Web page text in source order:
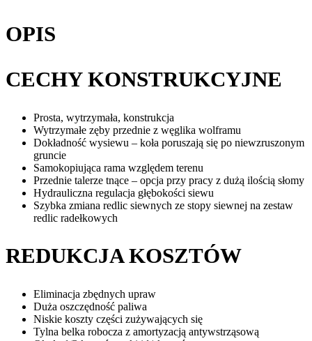
OPIS
CECHY KONSTRUKCYJNE
Prosta, wytrzymała, konstrukcja
Wytrzymałe zęby przednie z węglika wolframu
Dokładność wysiewu – koła poruszają się po niewzruszonym
gruncie
Samokopiująca rama względem terenu
Przednie talerze tnące – opcja przy pracy z dużą ilością słomy
Hydrauliczna regulacja głębokości siewu
Szybka zmiana redlic siewnych ze stopy siewnej na zestaw
redlic radełkowych
REDUKCJA KOSZTÓW
Eliminacja zbędnych upraw
Duża oszczędność paliwa
Niskie koszty części zużywających się
Tylna belka robocza z amortyzacją antywstrząsową